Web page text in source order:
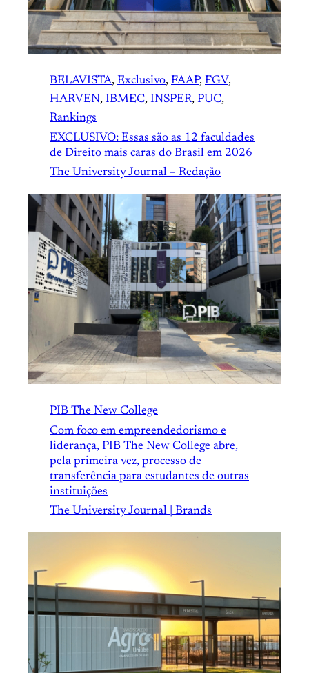
BELAVISTA, Exclusivo, FAAP, FGV
HARVEN, IBMEC, INSPER, PUC
Rankings
EXCLUSIVO: Essas são as 12 faculdades
de Direito mais caras do Brasil em 2026
The University Journal – Redação
PIB The New College
Com foco em empreendedorismo e
liderança, PIB The New College abre,
pela primeira vez, processo de
transferência para estudantes de outras
instituições
The University Journal | Brands